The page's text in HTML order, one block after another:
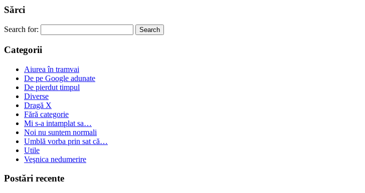
Sărci
Search for:
Categorii
Aiurea în tramvai
De pe Google adunate
De pierdut timpul
Diverse
Dragă X
Fără categorie
Mi s-a intamplat sa…
Noi nu suntem normali
Umblă vorba prin sat că…
Utile
Veşnica nedumerire
Postări recente